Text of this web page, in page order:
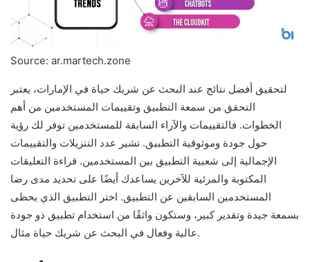
Source: ar.martech.zone
لتحقيق أفضل نتائج عند البحث عن شريك حياة في الإمارات، يعتبر
التحقق من سمعة التطبيق وتقييمات المستخدمين من أهم
الخطوات. فالتقييمات والآراء السابقة للمستخدمين توفر لك رؤية
حول جودة وموثوقية التطبيق. تشير عدد التنزيلات والتقييمات
الإجمالية إلى شعبية التطبيق بين المستخدمين. قراءة التعليقات
المكتوبة والمرئية للآخرين يساعدك أيضًا على تحديد مدى رضا
المستخدمين السابقين عن التطبيق. اختر التطبيق الذي يحظى
بسمعة جيدة وتقدير كبير، وستكون واثقًا من استخدام تطبيق ذو جودة
عالية وفعال في البحث عن شريك حياة مثال.